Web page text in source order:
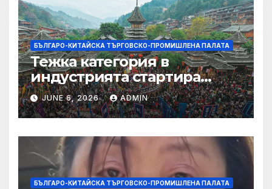
БЪЛГАРО-КИТАЙСКА ТЪРГОВСКО-ПРОМИШЛЕНА ПАЛАТА
Тежка категория в
индустрията стартира
алианс за космическа
слънчева енергия
JUNE 6, 2026 ADMIN
БЪЛГАРО-КИТАЙСКА ТЪРГОВСКО-ПРОМИШЛЕНА ПАЛАТА